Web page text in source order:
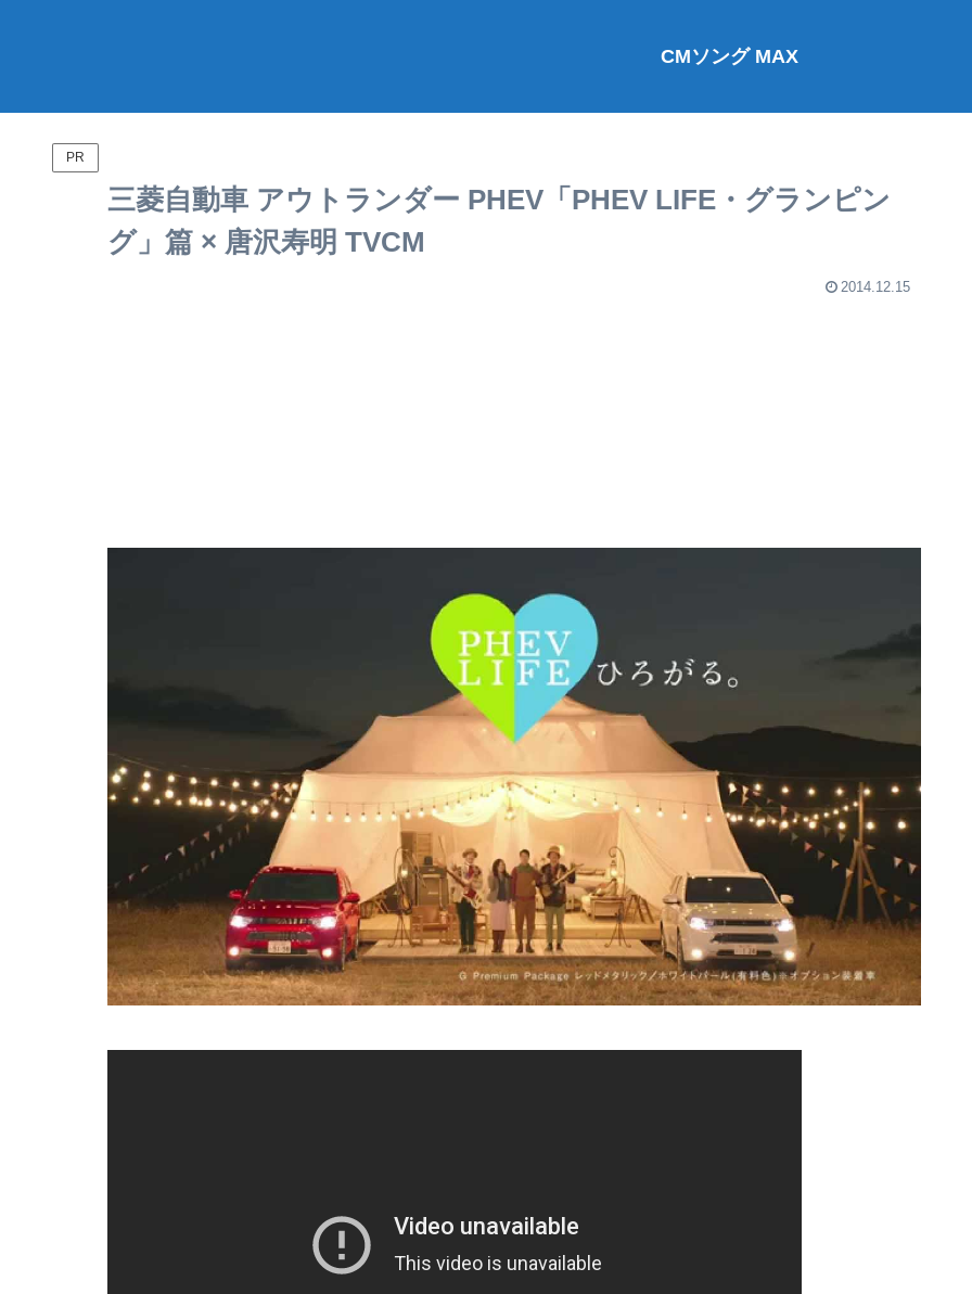
CMソング MAX
PR
三菱自動車 アウトランダー PHEV「PHEV LIFE・グランピン
グ」篇 × 唐沢寿明 TVCM
2014.12.15